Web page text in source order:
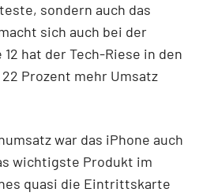
sondern auch das
sich auch bei der
hat der Tech-Riese in den
Prozent mehr Umsatz
war das iPhone auch
wichtigste Produkt im
quasi die Eintrittskarte